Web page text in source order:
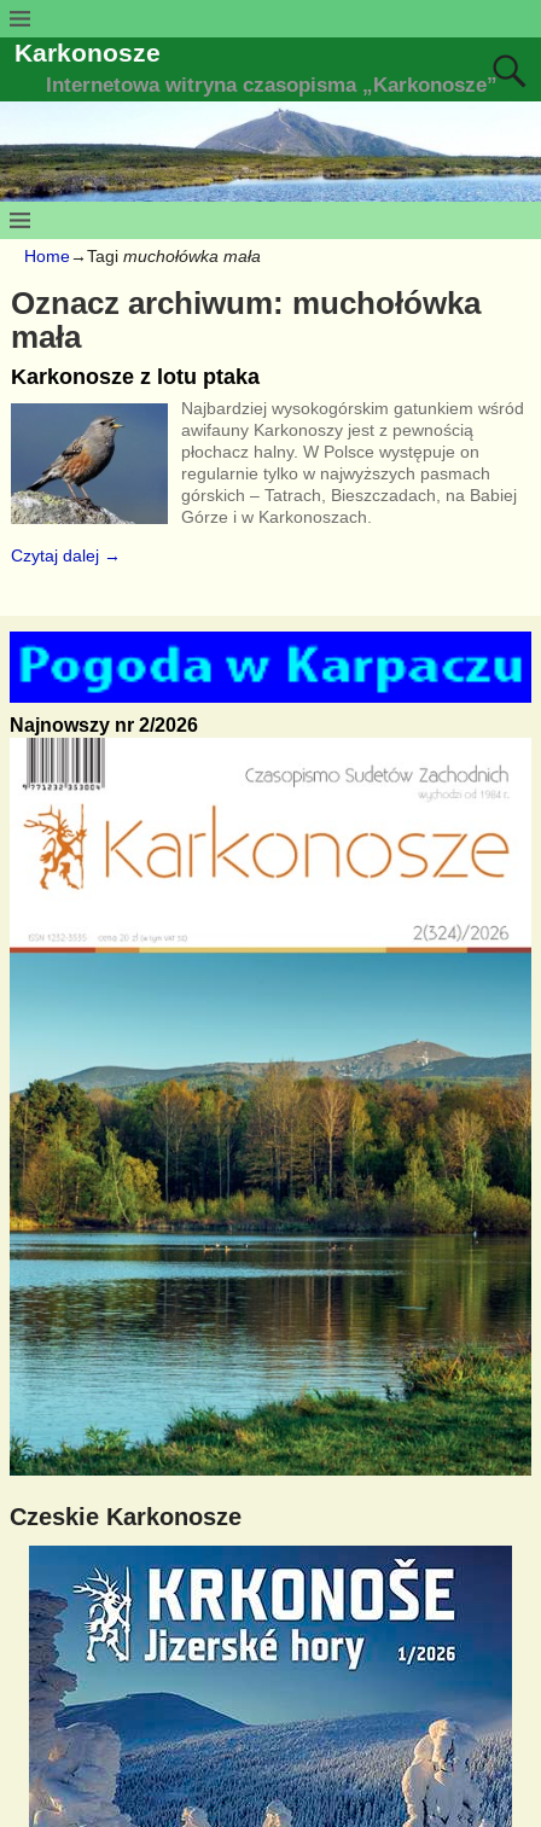
Karkonosze
Internetowa witryna czasopisma „Karkonosze”
Home→Tagi muchołówka mała
Oznacz archiwum: muchołówka
mała
Karkonosze z lotu ptaka
Najbardziej wysokogórskim gatunkiem wśród
awifauny Karkonoszy jest z pewnością
płochacz halny. W Polsce występuje on
regularnie tylko w najwyższych pasmach
górskich – Tatrach, Bieszczadach, na Babiej
Górze i w Karkonoszach.
Czytaj dalej →
Najnowszy nr 2/2026
Czeskie Karkonosze